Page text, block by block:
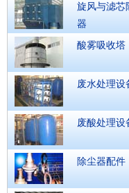
旋风与滤芯
器
酸雾吸收塔
废水处理设
废酸处理设
除尘器配件